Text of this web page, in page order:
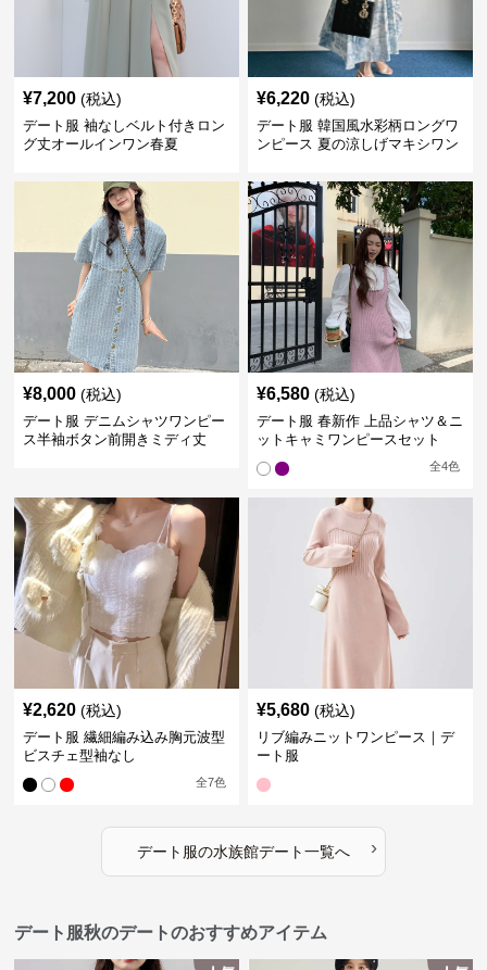
¥7,200 (税込)
デート服 袖なしベルト付きロン
グ丈オールインワン春夏
¥6,220 (税込)
デート服 韓国風水彩柄ロングワ
ンピース 夏の涼しげマキシワン
¥8,000 (税込)
デート服 デニムシャツワンピー
ス半袖ボタン前開きミディ丈
¥6,580 (税込)
デート服 春新作 上品シャツ＆ニ
ットキャミワンピースセット
全4色
¥2,620 (税込)
デート服 繊細編み込み胸元波型
ビスチェ型袖なし
全7色
¥5,680 (税込)
リブ編みニットワンピース｜デ
ート服
デート服の水族館デート一覧へ ›
デート服秋のデートのおすすめアイテム